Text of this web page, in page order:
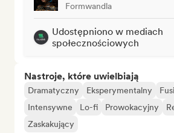
Formwandla
Udostępniono w mediach
społecznościowych
Nastroje, które uwielbiają
Dramatyczny Eksperymentalny
Intensywne
Lo-fi Prowokacyjny
Zaskakujący